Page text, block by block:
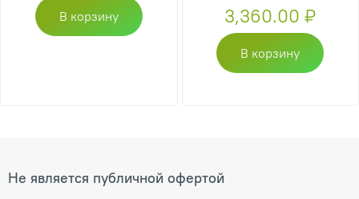
В корзину 3,360.00₽
В корзину
Не является публичной офертой